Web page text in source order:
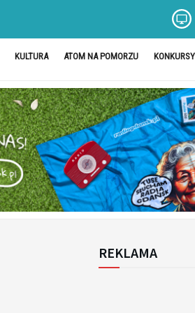
KULTURA ATOM NA POMORZU KONKURSY
REKLAMA